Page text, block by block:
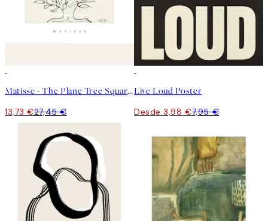
Matisse - The Plane Tree Square Poster
13,73 €27,45 €
Live Loud Poster
Desde 3,98 €7,95 €